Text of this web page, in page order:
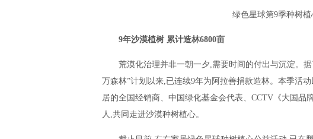
绿色星球第9季种树
9年沙漠植树 累计造林6800亩
荒漠化治理并非一朝一夕,需要时间的付出与沉淀。
万森林”计划以来,已连续9年为阿拉善捐款造林。本季活
居的全国经销商、中国绿化基金会代表、CCTV《大国品
人,共同走进沙漠种树植心。